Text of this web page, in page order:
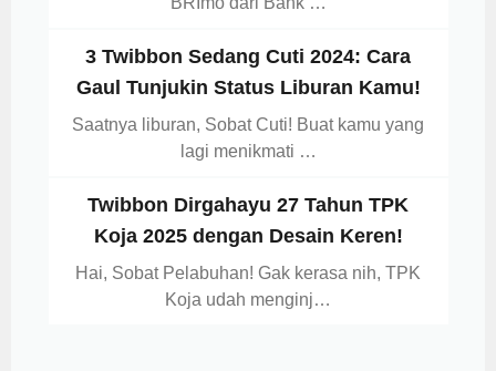
3 Twibbon Sedang Cuti 2024: Cara
Gaul Tunjukin Status Liburan Kamu!
Saatnya liburan, Sobat Cuti! Buat kamu yang
lagi menikmati …
Twibbon Dirgahayu 27 Tahun TPK
Koja 2025 dengan Desain Keren!
Hai, Sobat Pelabuhan! Gak kerasa nih, TPK
Koja udah menginj…